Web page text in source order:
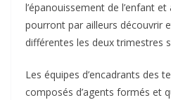
l’épanouissement de l’enfant
pourront par ailleurs découvrir
différentes les deux trimestres
Les équipes d’encadrants des
composés d’agents formés et